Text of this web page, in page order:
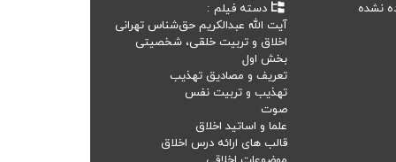
نشده
دسته فیلم
آیت الله عبدالکریم حق‌شناس تهرانی
اخلاق و تربیت خلقی، شخصیتی
بخش اول
تعریف و مصادیق تهذیب
تهذیب و تربیت نفس
صوت
علما و اساتید اخلاق
قالب های ارائه درس اخلاق